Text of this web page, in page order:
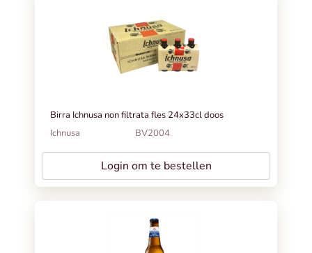
Birra Ichnusa non filtrata fles 24x33cl doos
Ichnusa
BV2004
Login om te bestellen